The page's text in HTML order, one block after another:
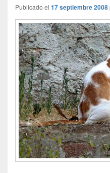
Publicado el 17 septiembre 2008